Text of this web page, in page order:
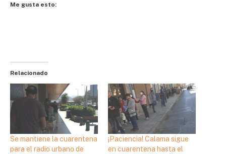
Me gusta esto:
Relacionado
Se mantiene la cuarentena
para el radio urbano de
¡Paciencia! Calama sigue
en cuarentena hasta el